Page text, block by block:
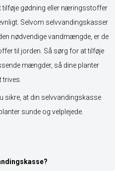
tilføje gødning eller næringsstoffer
Selvom selvvandingskasser
nødvendige vandmængde, er de
til jorden. Så sørg for at tilføje
mængder, så dine planter
sikre, at din selvvandingskasse
sunde og velplejede.